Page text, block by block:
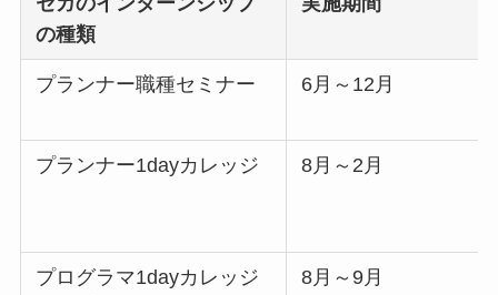
の種類
プランナー職種セミナー 6月～12月
プランナー1dayカレッジ 8月～2月
プログラマ1dayカレッジ
8月～9月